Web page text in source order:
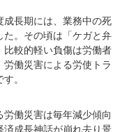
成長期には、業務中の死
た。その頃は「ケガと弁
比較的軽い負傷は労働者
働災害による労使トラ
。
働災害は毎年減少傾向
済成長神話が崩れ去り景